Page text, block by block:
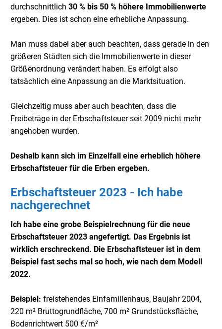
durchschnittlich 30 % bis 50 % höhere Immobilienwerte
ergeben. Dies ist schon eine erhebliche Anpassung.
Man muss dabei aber auch beachten, dass gerade in den
größeren Städten sich die Immobilienwerte in dieser
Größenordnung verändert haben. Es erfolgt also
tatsächlich eine Anpassung an die Marktsituation.
Gleichzeitig muss aber auch beachten, dass die
Freibeträge in der Erbschaftsteuer seit 2009 nicht mehr
angehoben wurden.
Deshalb kann sich im Einzelfall eine erheblich höhere
Erbschaftsteuer für die Erben ergeben.
Erbschaftsteuer 2023 - Ich habe
nachgerechnet
Ich habe eine grobe Beispielrechnung für die neue
Erbschaftsteuer 2023 angefertigt. Das Ergebnis ist
wirklich erschreckend. Die Erbschaftsteuer ist in dem
Beispiel fast sechs mal so hoch, wie nach dem Modell
2022.
Beispiel: freistehendes Einfamilienhaus, Baujahr 2004,
220 m² Bruttogrundfläche, 700 m² Grundstücksfläche,
Bodenrichtwert 500 €/m²